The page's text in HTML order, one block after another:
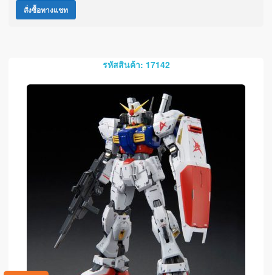
สั่งซื้อทางแชท
รหัสสินค้า: 17142